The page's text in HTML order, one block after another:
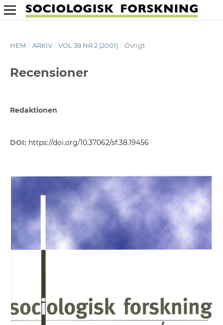
HEM / ARKIV / VOL 38 NR 2 (2001) / Övrigt
Recensioner
Redaktionen
DOI: https://doi.org/10.37062/sf.38.19456